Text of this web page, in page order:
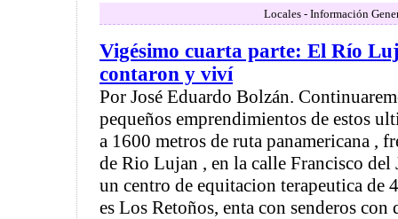
Locales - Información
Vigésimo cuarta parte: El Río
contaron y viví
Por José Eduardo Bolzán.
pequeños emprendimientos de estos
a 1600 metros de ruta panamericana ,
de Rio Lujan , en la calle Francisco del
un centro de equitacion terapeutica de
es Los Retoños, enta con senderos con